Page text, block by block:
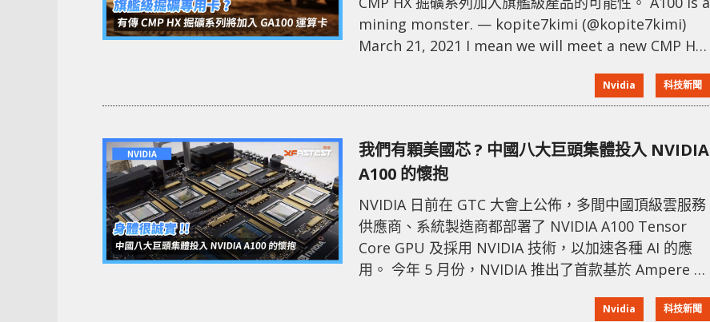
mining monster. — kopite7kimi (@kopite7kimi)
March 21, 2021 I mean we will meet a new CMP HX
Nvidia 科技新聞
我們有顆美國芯 ? 中國八大巨頭集體投入 NVIDIA
A100 的懷抱
NVIDIA 日前在 GTC 大會上公佈，多間中國頂級雲服務
供應商、系統製造商都部署了 NVIDIA A100 Tensor
Core GPU 及採用 NVIDIA 技術，以加速各種 AI 的應
用。 今年 5 月份，NVIDIA 推出了首款基於 Ampere 架
億個晶體管，擁有 6,912 個 FP32 CUDA 核心，最高加
Nvidia 科技新聞